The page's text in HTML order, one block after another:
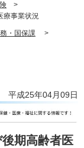
>
療事業状況
・国保課 >
平成25年04月09日
期高齢者医